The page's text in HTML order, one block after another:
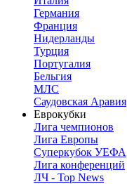
Германия
Франция
Нидерланды
Турция
Португалия
Бельгия
МЛС
Саудовская Аравия
Еврокубки
Лига чемпионов
Лига Европы
Суперкубок УЕФА
Лига конференций
ЛЧ - Top News